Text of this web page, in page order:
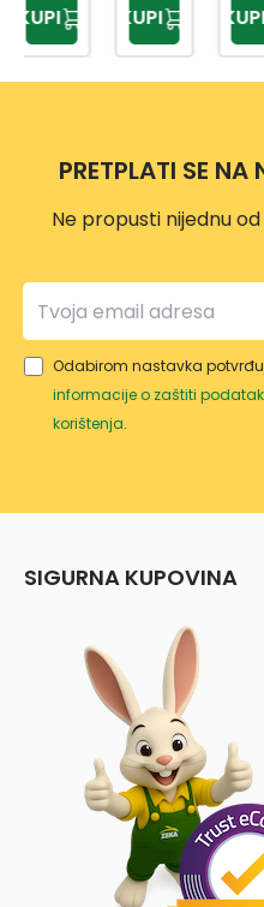
M
KUPI
MM0
KUPI
PRETPLATI SE NA
Ne propusti nijednu
Odabirom nastavka
informacije o zaštiti
korištenja.
SIGURNA KUPOVINA